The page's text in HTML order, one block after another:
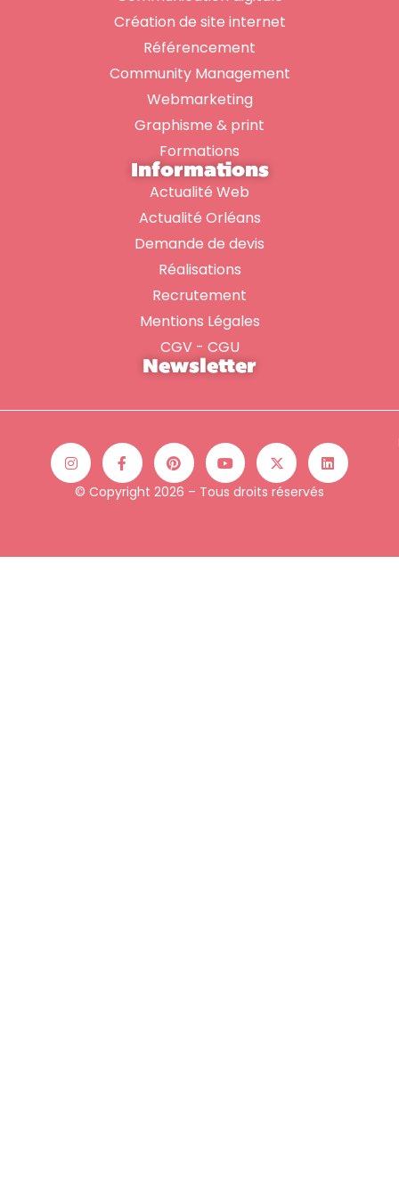
Création de site internet
Référencement
Community Management
Webmarketing
Graphisme & print
Formations
Informations
Actualité Web
Actualité Orléans
Demande de devis
Réalisations
Recrutement
Mentions Légales
CGV - CGU
Newsletter
© Copyright 2026 – Tous droits réservés